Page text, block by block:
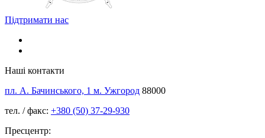
Підтримати нас
Наші контакти
пл. А. Бачинського, 1 м. Ужгород 88000
тел. / факс: +380 (50) 37-29-930
Пресцентр: